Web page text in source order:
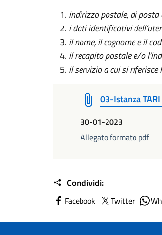
indirizzo postale, di posta
i dati identificativi
il nome, il cognome e il
il recapito postale e/o
il servizio a cui si
03-Istanza
30-01-2023
Allegato formato pdf
Condividi:
Facebook Twitter